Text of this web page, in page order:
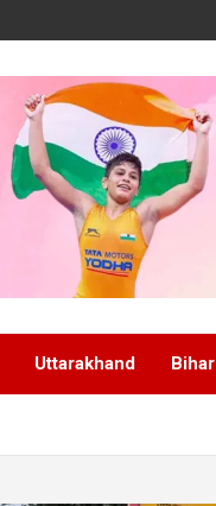
Uttarakhand Bihar